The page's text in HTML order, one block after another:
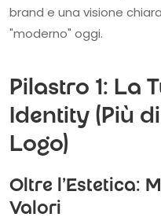
brand e una visione
"moderno" oggi.
Pilastro 1: La
Identity (Più
Logo)
Oltre l'Estetica:
Valori